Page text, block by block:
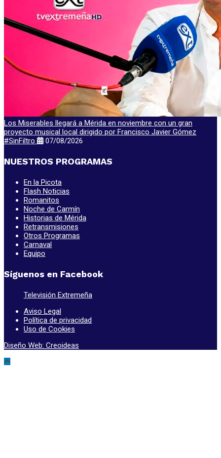
Los Miserables llegará a Mérida en noviembre con un gran
proyecto musical local dirigido por Francisco Javier Gómez
#SinFiltro
07/08/2026
NUESTROS PROGRAMAS
En la Picota
Flash Noticias
Romanitos
Noche de Carmín
Historias de Mérida
Retransmisiones
Otros Programas
Carnaval
Equipo
Síguenos en Facebook
Televisión Extremeña
Aviso Legal
Política de privacidad
Uso de Cookies
Diseño Web: Creoideas